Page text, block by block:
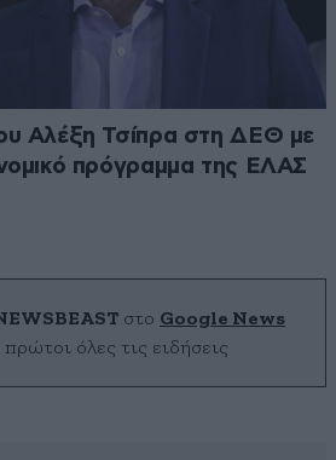
Αλέξη Τσίπρα στη ΔΕΘ με
πρόγραμμα της ΕΛΑΣ
στο Google News
όλες τις ειδήσεις